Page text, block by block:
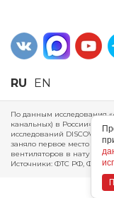
RU EN
По данным исследования
канальных) в России»,
исследований DISCOVERY
заняло первое место по
вентиляторов в
Источники: ФТС РФ, ФСГС